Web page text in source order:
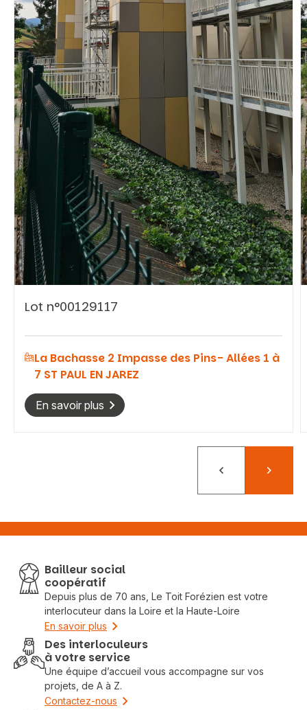
Vous recherchez&nbsp;:
Rechercher
Lot n°00129117
La Bachasse 2 Impasse des Pins- Allées 1 à
7 ST PAUL EN JAREZ
En savoir plus
PrécédentSuivant
Bailleur social
coopératif
Depuis plus de 70 ans, Le Toit Forézien est votre
interlocuteur dans la Loire et la Haute-Loire
En savoir plus
Des interloculeurs
à votre service
Une équipe d’accueil vous accompagne sur vos
projets, de A à Z.
Contactez-nous